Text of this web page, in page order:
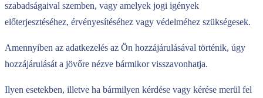
szabadságaival szemben, vagy amelyek jogi igények
előterjesztéséhez, érvényesítéséhez vagy védelméhez szükségesek.
Amennyiben az adatkezelés az Ön hozzájárulásával történik, úgy
hozzájárulását a jövőre nézve bármikor visszavonhatja.
Ilyen esetekben, illetve ha bármilyen kérdése vagy kérése merül fel